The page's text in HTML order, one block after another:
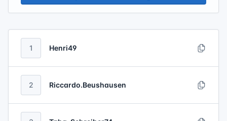
1 Henri49
2 Riccardo.Beushausen